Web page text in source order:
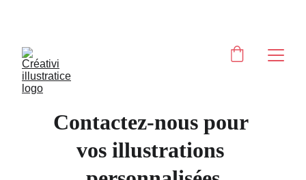
Contactez-nous pour
vos illustrations